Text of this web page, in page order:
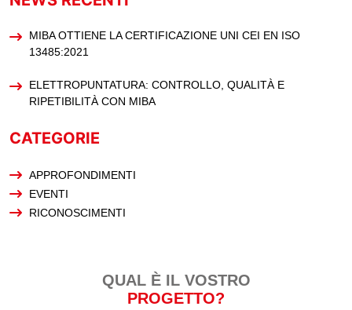
MIBA OTTIENE LA CERTIFICAZIONE UNI CEI EN ISO
13485:2021
ELETTROPUNTATURA: CONTROLLO, QUALITÀ E
RIPETIBILITÀ CON MIBA
CATEGORIE
APPROFONDIMENTI
EVENTI
RICONOSCIMENTI
QUAL È IL VOSTRO
PROGETTO?